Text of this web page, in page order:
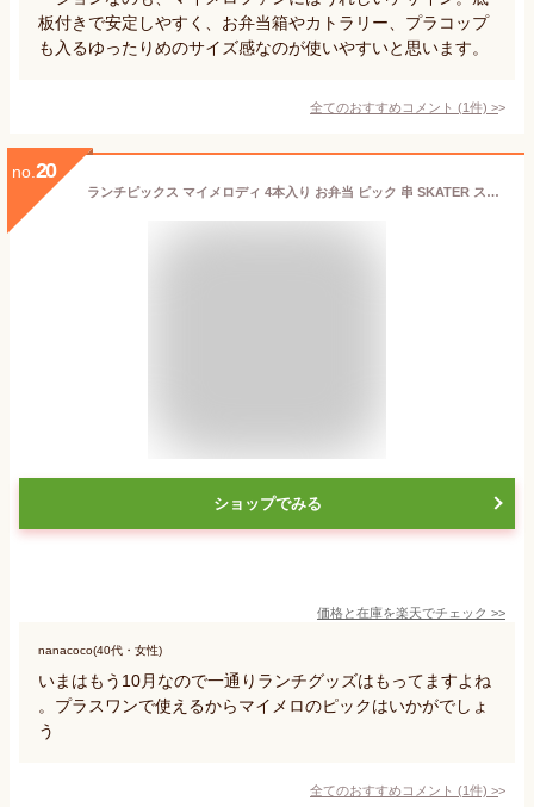
板付きで安定しやすく、お弁当箱やカトラリー、プラコップ
も入るゆったりめのサイズ感なのが使いやすいと思います。
全てのおすすめコメント (1件) >
no. 20
ランチピックス マイメロディ 4本入り お弁当 ピック 串 SKATER スケーター 弁当 飾り かわいい おしゃれ 子供 立体 キャラクター 4種 全長6cm 682643-LKP5D ◆メ
ショップでみる
価格と在庫を楽天でチェック >>
nanacoco(40代・女性)
いまはもう10月なので一通りランチグッズはもってますよね
。プラスワンで使えるからマイメロのピックはいかがでしょ
う
全てのおすすめコメント (1件) >